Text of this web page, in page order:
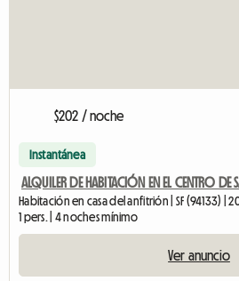
$202 / noche
Instantánea
ALQUILER DE HABITACIÓN EN EL CENTRO DE
Habitación en casa del anfitrión | SF (94133) |
1 pers. | 4 noches mínimo
Ver anuncio